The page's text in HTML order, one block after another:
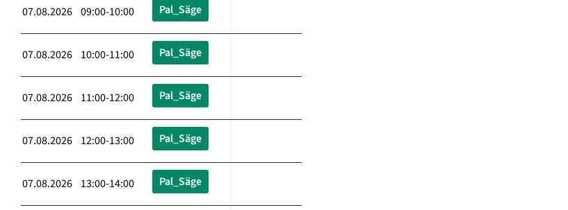
07.08.2026 09:00-10:00 Pal_Säge
07.08.2026 10:00-11:00 Pal_Säge
07.08.2026 11:00-12:00 Pal_Säge
07.08.2026 12:00-13:00 Pal_Säge
07.08.2026 13:00-14:00 Pal_Säge